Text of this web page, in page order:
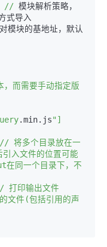
// 模块解析策略，
式导入
模块的基地址，默认
而需要手动指定版
.min.js"]
多个目录放在一
入文件的位置可能
在同一个目录下，不
印输出文件
件(包括引用的声